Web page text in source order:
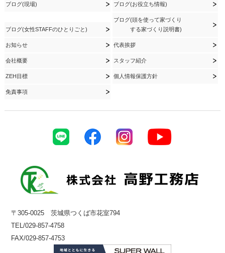
ブログ(現場) ブログ(お役立ち情報)
ブログ(女性STAFFのひとりごと)
ブログ(頭を使って家づくり
する家づくり説明書)
お知らせ 代表挨拶
会社概要 スタッフ紹介
ZEH目標 個人情報保護方針
免責事項
〒305-0025 茨城県つくば市花室794
TEL/029-857-4758
FAX/029-857-4753